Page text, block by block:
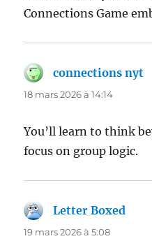
Connections Game
connections nyt
18 mars 2026 à 14:14
You’ll learn to think
focus on group logic.
Letter Boxed
19 mars 2026 à 5:08